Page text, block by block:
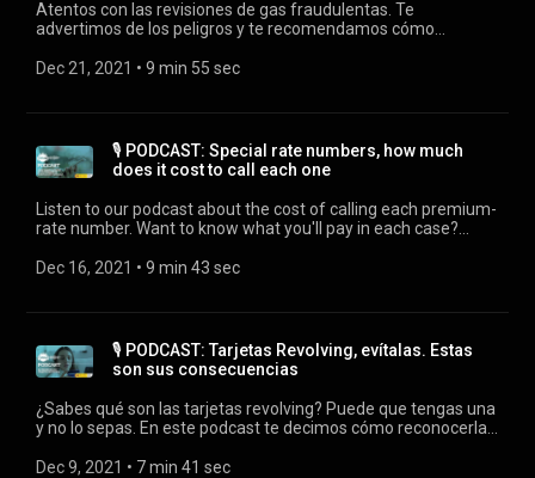
Atentos con las revisiones de gas fraudulentas. Te
advertimos de los peligros y te recomendamos cómo
Puedes escúcharnos y suscribirte al podcast del consumidor
contenido responsabilidad exclusiva de OCU.
Dec 21, 2021 • 9 min 55 sec
🎙️ PODCAST: Special rate numbers, how much
does it cost to call each one
Listen to our podcast about the cost of calling each premium-
rate number. Want to know what you'll pay in each case?
telefonia/informe/precio-numeros-telefono You can listen to
Apple Podcast: https://cutt.ly/UYCcBjm Google Podcast:
https://cutt.ly/6YCc4ct Castbox: https://cutt.ly/ZYCvhbI Note:
This project has been subsidized by the Ministry of Consumer
Affairs, and its content is the sole responsibility of OCU.
Dec 16, 2021 • 9 min 43 sec
🎙️ PODCAST: Tarjetas Revolving, evítalas. Estas
son sus consecuencias
¿Sabes qué son las tarjetas revolving? Puede que tengas una
y no lo sepas. En este podcast te decimos cómo reconocerlas
dolor de cabeza. Puedes escúcharnos y suscribirte a nuestro
Dec 9, 2021 • 7 min 41 sec